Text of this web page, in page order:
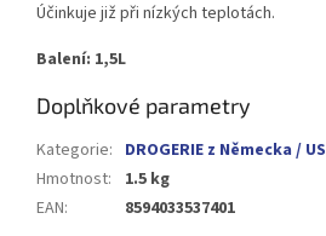
Účinkuje již při nízkých teplotách.
Balení: 1,5L
Doplňkové parametry
Kategorie: DROGERIE z Německa / US
Hmotnost:
1.5 kg
EAN: 8594033537401